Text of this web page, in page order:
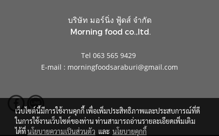
บริษัท มอร์นิ่ง ฟู้ดส์ จำกัด
Morning food co.,ltd.
Tel 063 565 9429
E-mail : morningfoodsaraburi@gmail.com
เว็บไซต์นี้มีการใช้งานคุกกี้ เพื่อเพิ่มประสิทธิภาพและประสบการณ์ที่ดี
ในการใช้งานเว็บไซต์ของท่าน ท่านสามารถอ่านรายละเอียดเพิ่มเติม
ได้ที่นโยบายความเป็นส่วนตัว และ นโยบายคุกกี้